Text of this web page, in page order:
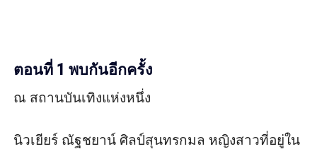
ตอนที่ 1 พบกันอีกครั้ง
ณ สถานบันเทิงแห่งหนึ่ง
นิวเยียร์ ณัฐชยาน์ ศิลป์สุนทรกมล หญิงสาวที่อยู่ใน